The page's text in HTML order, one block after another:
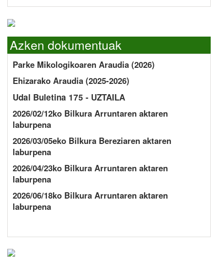
Azken dokumentuak
Parke Mikologikoaren Araudia (2026)
Ehizarako Araudia (2025-2026)
Udal Buletina 175 - UZTAILA
2026/02/12ko Bilkura Arruntaren aktaren
laburpena
2026/03/05eko Bilkura Bereziaren aktaren
laburpena
2026/04/23ko Bilkura Arruntaren aktaren
laburpena
2026/06/18ko Bilkura Arruntaren aktaren
laburpena